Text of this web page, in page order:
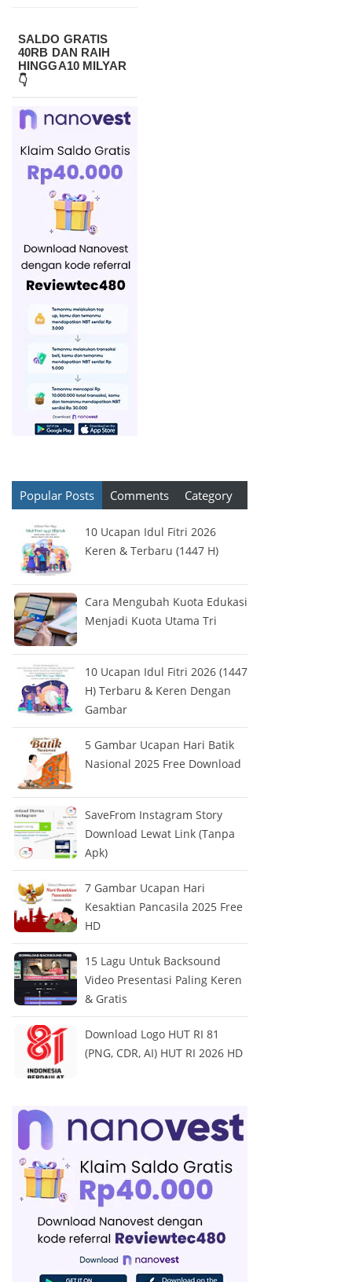
SALDO GRATIS
40RB DAN RAIH
HINGGA10 MILYAR
👇
Popular Posts Comments Category
10 Ucapan Idul Fitri 2026
Keren & Terbaru (1447 H)
Cara Mengubah Kuota Edukasi
Menjadi Kuota Utama Tri
10 Ucapan Idul Fitri 2026 (1447
H) Terbaru & Keren Dengan
Gambar
5 Gambar Ucapan Hari Batik
Nasional 2025 Free Download
SaveFrom Instagram Story
Download Lewat Link (Tanpa
Apk)
7 Gambar Ucapan Hari
Kesaktian Pancasila 2025 Free
HD
15 Lagu Untuk Backsound
Video Presentasi Paling Keren
& Gratis
Download Logo HUT RI 81
(PNG, CDR, AI) HUT RI 2026 HD